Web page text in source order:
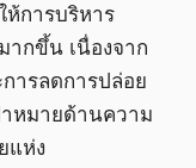
ห้การบริหาร
ากขึ้น เนื่องจาก
ารลดการปล่อย
หมายด้านความ
แห่ง